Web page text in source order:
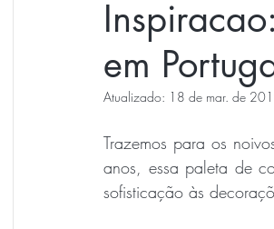
Casamentoem
Atualizado: 18 de mar. de
Trazemos para os
anos, essa paleta de
sofisticação às